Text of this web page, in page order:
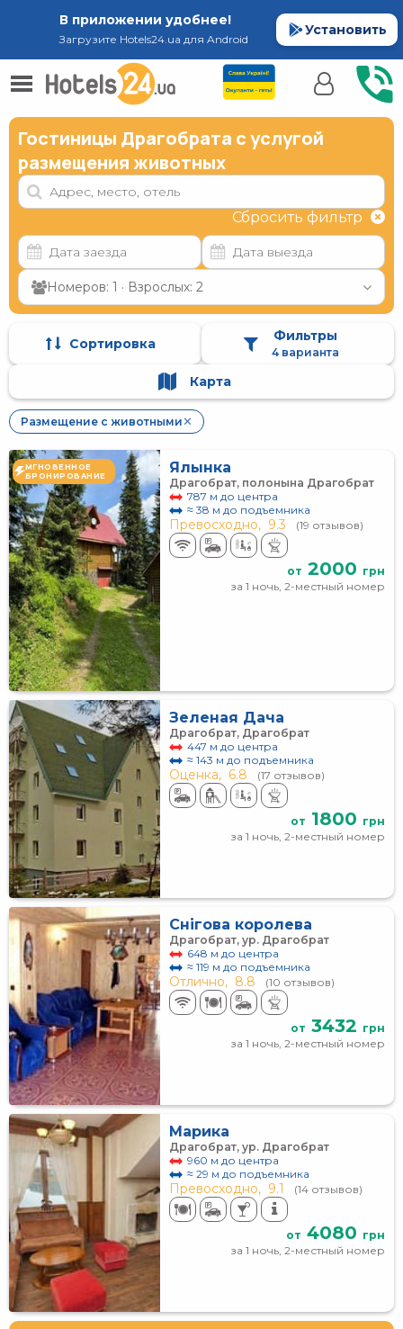
В приложении удобнее!
Загрузите Hotels24.ua для Android
Установить
Гостиницы Драгобрата с услугой
размещения животных
Сбросить фильтр
Номеров: 1 · Взрослых: 2
Сортировка Фильтры
4 варианта
Карта
Размещение с животными ✕
МГНОВЕННОЕ
БРОНИРОВАНИЕ
Ялынка
Драгобрат, полонына Драгобрат
787 м до центра
≈ 38 м до подъемника
Превосходно, 9.3 (19 отзывов)
от 2000 грн
за 1 ночь, 2-местный номер
Зеленая Дача
Драгобрат, Драгобрат
447 м до центра
≈ 143 м до подъемника
Оценка, 6.8 (17 отзывов)
от 1800 грн
за 1 ночь, 2-местный номер
Снігова королева
Драгобрат, ур. Драгобрат
648 м до центра
≈ 119 м до подъемника
Отлично, 8.8 (10 отзывов)
от 3432 грн
за 1 ночь, 2-местный номер
Марика
Драгобрат, ур. Драгобрат
960 м до центра
≈ 29 м до подъемника
Превосходно, 9.1 (14 отзывов)
от 4080 грн
за 1 ночь, 2-местный номер